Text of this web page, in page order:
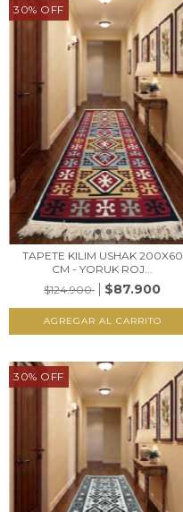
30% OFF
TAPETE KILIM USHAK 200X60
CM - YORUK ROJ...
$124.900
$87.900
30% OFF